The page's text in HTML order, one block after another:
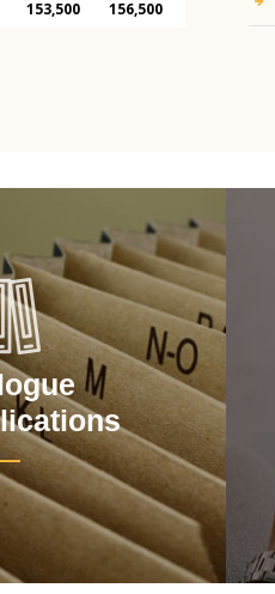
153,500 156,500